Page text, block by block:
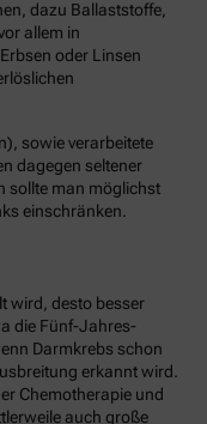
dazu Ballaststoffe,
allem in
oder Linsen
sowie verarbeitete
dagegen seltener
sollte man möglichst
einschränken.
wird, desto besser
die Fünf-Jahres-
Darmkrebs schon
erkannt wird.
Chemotherapie und
auch große